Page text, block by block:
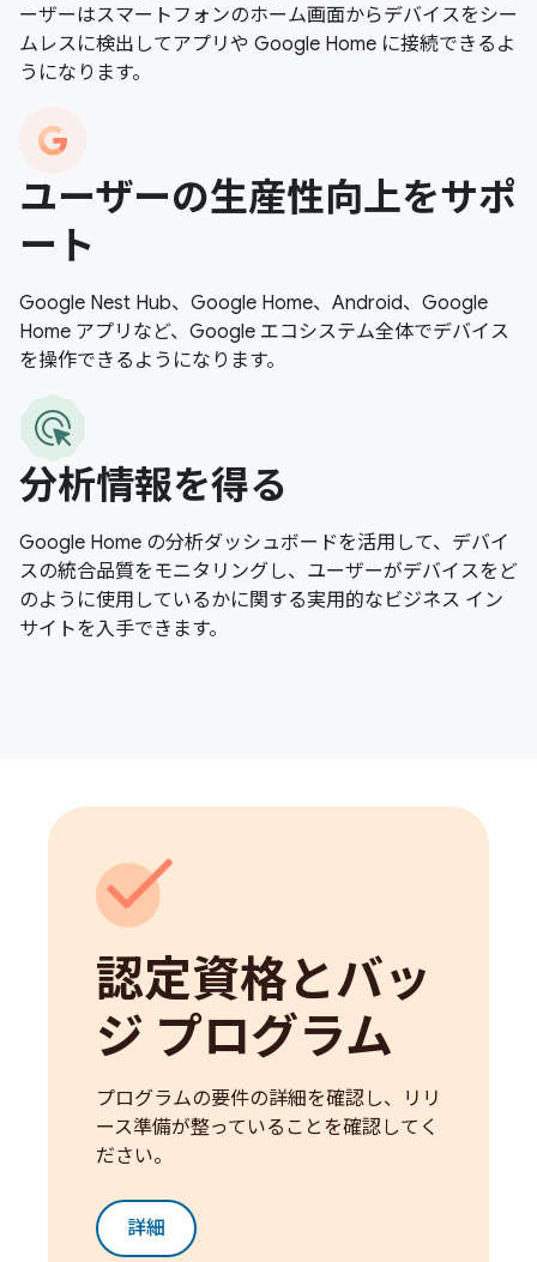
ーザーはスマートフォンのホーム画面からデバイスをシー
ムレスに検出してアプリや Google Home に接続できるよ
うになります。
ユーザーの生産性向上をサポ
ート
Google Nest Hub、Google Home、Android、Google
Home アプリなど、Google エコシステム全体でデバイス
を操作できるようになります。
分析情報を得る
Google Home の分析ダッシュボードを活用して、デバイ
スの統合品質をモニタリングし、ユーザーがデバイスをど
のように使用しているかに関する実用的なビジネス イン
サイトを入手できます。
認定資格とバッ
ジ プログラム
プログラムの要件の詳細を確認し、リリ
ース準備が整っていることを確認してく
ださい。
詳細